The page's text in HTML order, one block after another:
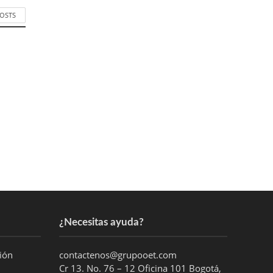
¿Necesitas ayuda?
contactenos@grupooet.com
Cr 13. No. 76 – 12 Oficina 101 Bogotá,